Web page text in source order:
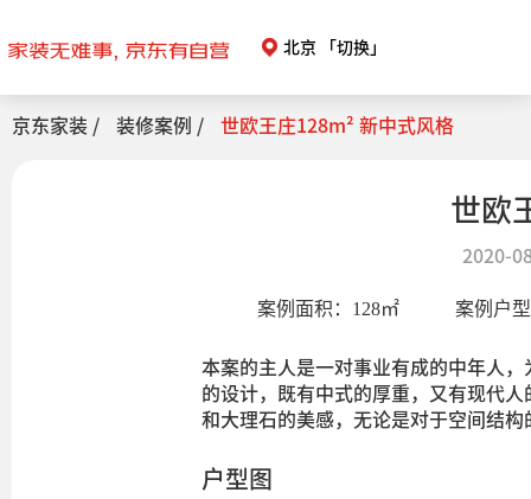
北京 「切换」
京东家装 / 装修案例 / 世欧王庄128m² 新中式风格
世欧
2020-
案例面积： 128㎡ 案例户
本案的主人是一对事业有成的中年人
的设计，既有中式的厚重，又有现代
和大理石的美感，无论是对于空间结
户型图